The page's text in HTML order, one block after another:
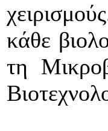
κάθε
τη